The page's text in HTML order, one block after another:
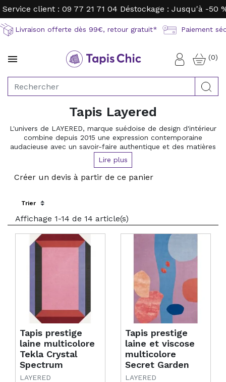
Service client : 09 77 21 71 04 Déstockage : Jusqu'à -50
Livraison offerte dès 99€, retour gratuit* Paiement
 Connexion
(0)
Tapis Layered
L'univers de LAYERED, marque suédoise de design d'intérieur
combine depuis 2015 une expression contemporaine
audacieuse avec un savoir-faire authentique et des matières
durables. Chaque tapis est réalisé à la main par des artisans
en Inde avec des matériaux exclusivement naturels ou
recyclés.
LAYERED collabore avec de nombreux designers de renom
frontière de l'art et du design d'intérieur.
scandinave !
Lire plus
Créer un devis à partir de ce panier
Sort by:
Affichage 1-14 de 14 article(s)
Tapis prestige
laine multicolore
Tekla Crystal
Spectrum
LAYERED
Tapis prestige
laine et viscose
multicolore
Secret Garden
LAYERED